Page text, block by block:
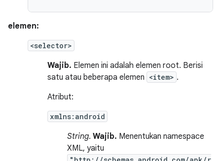
elemen:
<selector>
Wajib. Elemen ini adalah elemen root. Berisi
satu atau beberapa elemen <item> .
Atribut:
xmlns:android
String. Wajib. Menentukan namespace
XML, yaitu